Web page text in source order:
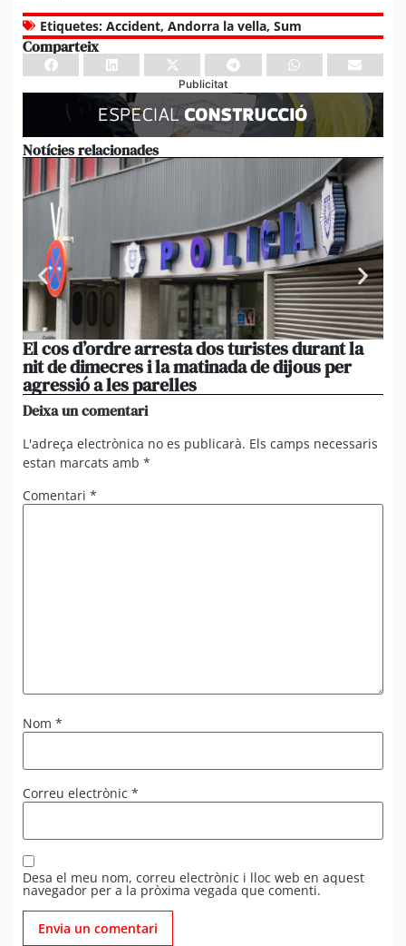
Etiquetes: Accident, Andorra la vella, Sum
Comparteix
Publicitat
Notícies relacionades
El cos d’ordre arresta dos turistes durant la
nit de dimecres i la matinada de dijous per
agressió a les parelles
Deixa un comentari
L'adreça electrònica no es publicarà. Els camps necessaris
estan marcats amb *
Comentari *
Nom *
Correu electrònic *
Desa el meu nom, correu electrònic i lloc web en aquest
navegador per a la pròxima vegada que comenti.